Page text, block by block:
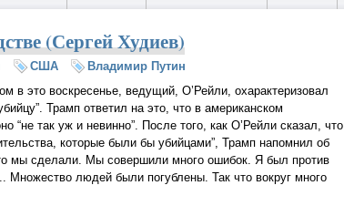
(Сергей Худиев)
США
Владимир Путин
в это воскресенье, ведущий, О’Рейли, охарактеризовал
Трамп ответил на это, что в американском
“не так уж и невинно”. После того, как О’Рейли сказал, что
которые были бы убийцами”, Трамп напомнил об
мы сделали. Мы совершили много ошибок. Я был против
Множество людей были погублены. Так что вокруг много